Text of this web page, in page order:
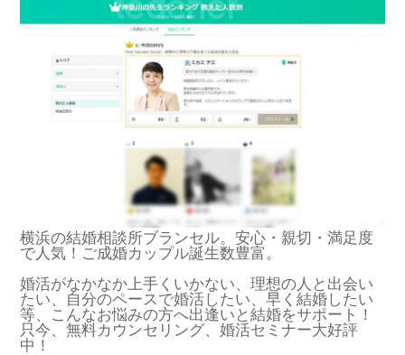
横浜の結婚相談所ブランセル。安心・親切・満足度
で人気！ご成婚カップル誕生数豊富。
婚活がなかなか上手くいかない、理想の人と出会い
たい、自分のペースで婚活したい、早く結婚したい
等、こんなお悩みの方へ出逢いと結婚をサポート！
只今、無料カウンセリング、婚活セミナー大好評
中！